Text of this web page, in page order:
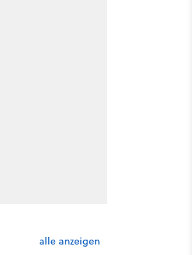
alle anzeigen